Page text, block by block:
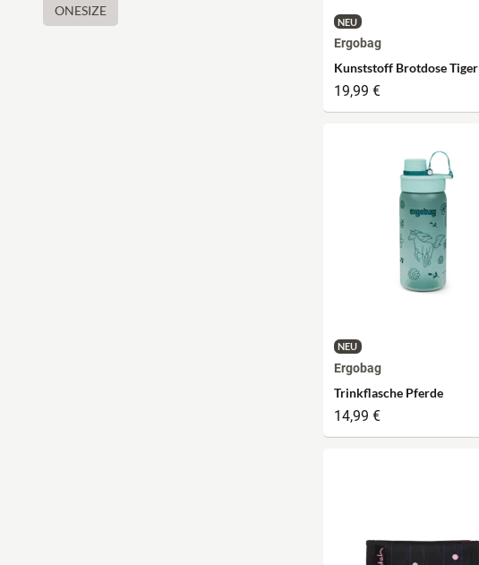
ONESIZE
NEU
Ergobag
Kunststoff Brotdose Tiger
19,99 €
NEU
Ergobag
Trinkflasche Pferde
14,99 €